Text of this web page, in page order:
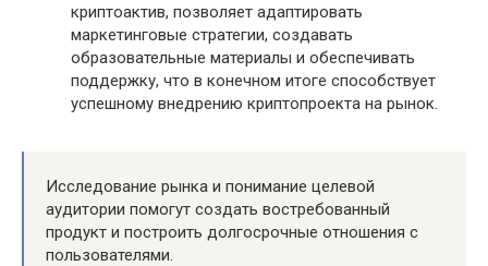
криптоактив, позволяет адаптировать
маркетинговые стратегии, создавать
образовательные материалы и обеспечивать
поддержку, что в конечном итоге способствует
успешному внедрению криптопроекта на рынок.
Исследование рынка и понимание целевой
аудитории помогут создать востребованный
продукт и построить долгосрочные отношения с
пользователями.